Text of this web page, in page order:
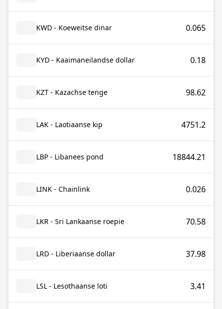
KWD - Koeweitse dinar 0.065
KYD - Kaaimaneilandse dollar 0.18
KZT - Kazachse tenge 98.62
LAK - Laotiaanse kip 4751.2
LBP - Libanees pond 18844.21
LINK - Chainlink 0.026
LKR - Sri Lankaanse roepie 70.58
LRD - Liberiaanse dollar 37.98
LSL - Lesothaanse loti 3.41